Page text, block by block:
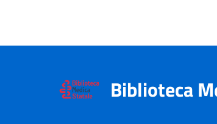
Biblioteca